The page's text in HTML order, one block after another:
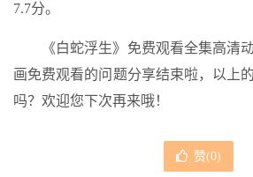
7.7分。
《白蛇浮生》免费观看全集高清
画免费观看的问题分享结束啦，以上
吗？欢迎您下次再来哦！
赞(0)